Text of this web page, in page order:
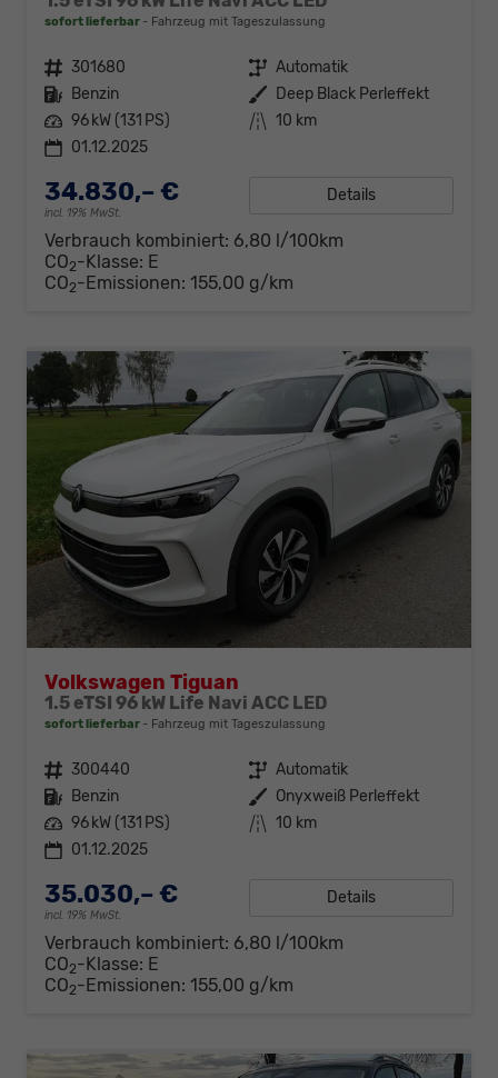
sofort lieferbar Fahrzeug mit Tageszulassung
Fahrzeugnr. 301680 Getriebe Automatik
Kraftstoff Benzin Außenfarbe Deep Black Perleffekt
Leistung 96 kW (131 PS) Kilometerstand 10 km
01.12.2025
34.830,– €
incl. 19% MwSt.
Details
Verbrauch kombiniert: 6,80 l/100km
CO2-Klasse: E
CO2-Emissionen: 155,00 g/km
Volkswagen Tiguan
1.5 eTSI 96 kW Life Navi ACC LED
sofort lieferbar Fahrzeug mit Tageszulassung
Fahrzeugnr. 300440 Getriebe Automatik
Kraftstoff Benzin Außenfarbe Onyxweiß Perleffekt
Leistung 96 kW (131 PS) Kilometerstand 10 km
01.12.2025
35.030,– €
incl. 19% MwSt.
Details
Verbrauch kombiniert: 6,80 l/100km
CO2-Klasse: E
CO2-Emissionen: 155,00 g/km